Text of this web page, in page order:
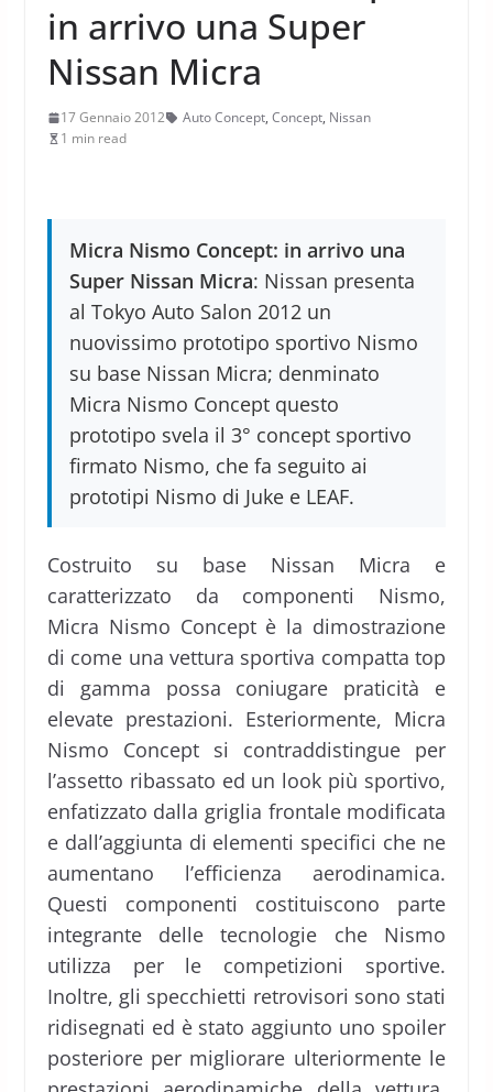
in arrivo una Super
Nissan Micra
17 Gennaio 2012 Auto Concept, Concept, Nissan
1 min read
Micra Nismo Concept: in arrivo una
Super Nissan Micra: Nissan presenta
al Tokyo Auto Salon 2012 un
nuovissimo prototipo sportivo Nismo
su base Nissan Micra; denminato
Micra Nismo Concept questo
prototipo svela il 3° concept sportivo
firmato Nismo, che fa seguito ai
prototipi Nismo di Juke e LEAF.
Costruito su base Nissan Micra e
caratterizzato da componenti Nismo,
Micra Nismo Concept è la dimostrazione
di come una vettura sportiva compatta top
di gamma possa coniugare praticità e
elevate prestazioni. Esteriormente, Micra
Nismo Concept si contraddistingue per
l’assetto ribassato ed un look più sportivo,
enfatizzato dalla griglia frontale modificata
e dall’aggiunta di elementi specifici che ne
aumentano l’efficienza aerodinamica.
Questi componenti costituiscono parte
integrante delle tecnologie che Nismo
utilizza per le competizioni sportive.
Inoltre, gli specchietti retrovisori sono stati
ridisegnati ed è stato aggiunto uno spoiler
posteriore per migliorare ulteriormente le